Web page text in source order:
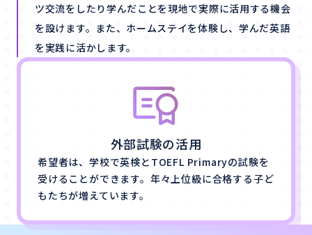
ツ交流をしたり学んだことを現地で実際に活用する機会
を設けます。また、ホームステイを体験し、学んだ英語
を実践に活かします。
外部試験の活用
希望者は、学校で英検とTOEFL Primaryの試験を
受けることができます。年々上位級に合格する子ど
もたちが増えています。